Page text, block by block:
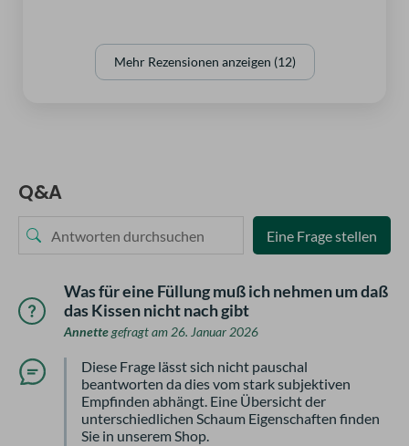
Mehr Rezensionen anzeigen (12)
Q&A
Eine Frage stellen
Was für eine Füllung muß ich nehmen um daß
das Kissen nicht nach gibt
Annettegefragt am 26. Januar 2026
Diese Frage lässt sich nicht pauschal
beantworten da dies vom stark subjektiven
Empfinden abhängt. Eine Übersicht der
unterschiedlichen Schaum Eigenschaften finden
Sie in unserem Shop.